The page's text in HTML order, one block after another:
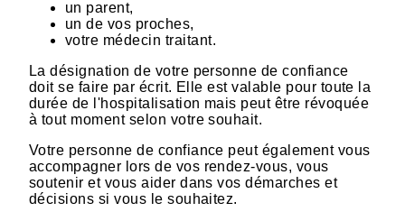
un parent,
un de vos proches,
votre médecin traitant.
La désignation de votre personne de confiance
doit se faire par écrit. Elle est valable pour toute la
durée de l'hospitalisation mais peut être révoquée
à tout moment selon votre souhait.
Votre personne de confiance peut également vous
accompagner lors de vos rendez-vous, vous
soutenir et vous aider dans vos démarches et
décisions si vous le souhaitez.